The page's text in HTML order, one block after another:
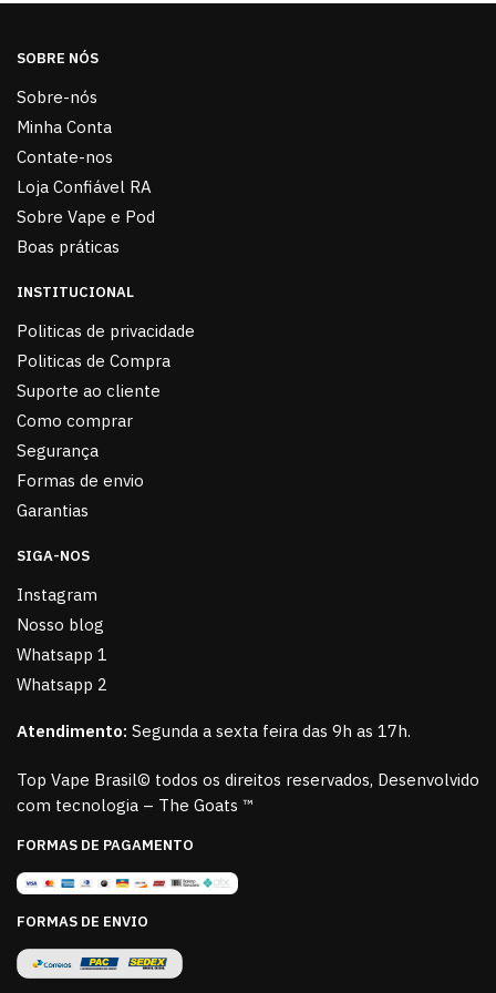
SOBRE NÓS
Sobre-nós
Minha Conta
Contate-nos
Loja Confiável RA
Sobre Vape e Pod
Boas práticas
INSTITUCIONAL
Politicas de privacidade
Politicas de Compra
Suporte ao cliente
Como comprar
Segurança
Formas de envio
Garantias
SIGA-NOS
Instagram
Nosso blog
Whatsapp 1
Whatsapp 2
Atendimento: Segunda a sexta feira das 9h as 17h.
Top Vape Brasil© todos os direitos reservados, Desenvolvido
com tecnologia – The Goats ™
FORMAS DE PAGAMENTO
FORMAS DE ENVIO